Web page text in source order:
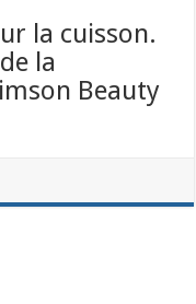
la cuisson.
la
Beauty